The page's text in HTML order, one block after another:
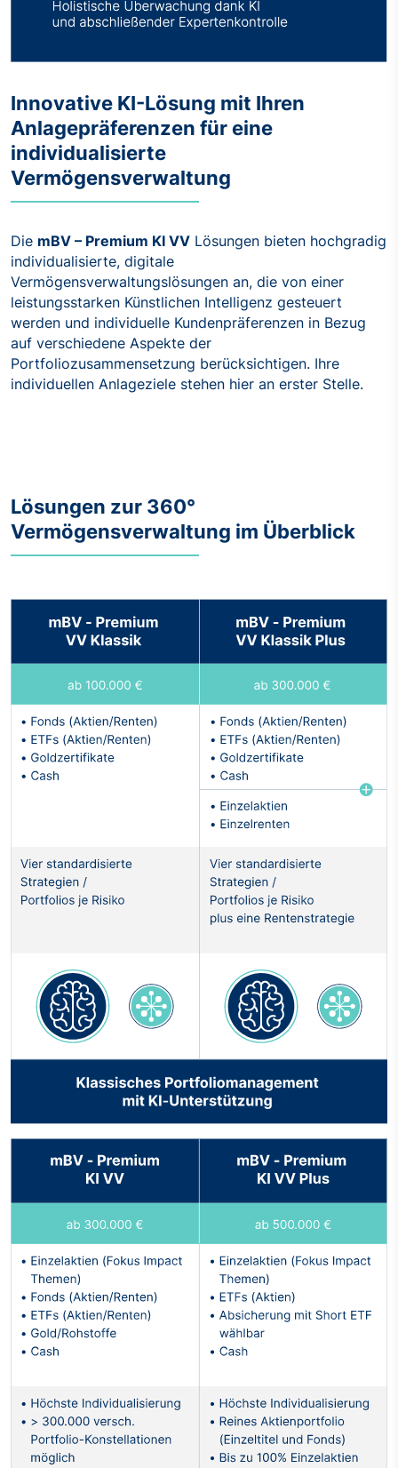
Innovative KI-Lösung mit Ihren
Anlagepräferenzen für eine
individualisierte
Vermögensverwaltung
Die mBV – Premium KI VV Lösungen bieten hochgradig
individualisierte, digitale
Vermögensverwaltungslösungen an, die von einer
leistungsstarken Künstlichen Intelligenz gesteuert
werden und individuelle Kundenpräferenzen in Bezug
auf verschiedene Aspekte der
Portfoliozusammensetzung berücksichtigen. Ihre
individuellen Anlageziele stehen hier an erster Stelle.
Lösungen zur 360°
Vermögensverwaltung im Überblick